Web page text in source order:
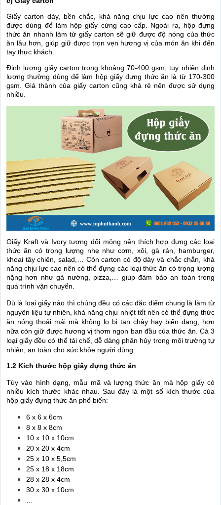
Giấy carton dày, bền chắc, khả năng chịu lực cao nên thường
được dùng để làm hộp giấy cứng cao cấp. Ngoài ra, hộp đựng
thức ăn nhanh làm từ giấy carton sẽ giữ được độ nóng của thức
ăn lâu hơn, giúp giữ được trọn vẹn hương vị của món ăn khi đến
tay thực khách.
Định lượng giấy carton trong khoảng 70-400 gsm, tuy nhiên định
lượng thường dùng để làm hộp giấy đựng thức ăn là từ 170-300
gsm. Giá thành của giấy carton cũng khá rẻ nên được sử dụng
nhiều.
Giấy Kraft và Ivory tương đối mỏng nên thích hợp đựng các loại
thức ăn có trọng lượng nhẹ như cơm, xôi, gà rán, hamburger,
khoai tây chiên, salad,… Còn carton có độ dày và chắc chắn, khả
năng chịu lực cao nên có thể đựng các loại thức ăn có trọng lượng
nặng hơn như gà nướng, pizza,… giúp đảm bảo an toàn trong
quá trình vận chuyển.
Dù là loại giấy nào thì chúng đều có các đặc điểm chung là làm từ
nguyên liệu tự nhiên, khả năng chịu nhiệt tốt nên có thể đựng thức
ăn nóng thoải mái mà không lo bị tan chảy hay biến dạng, hơn
nữa còn giữ được hương vị thơm ngon ban đầu của thức ăn. Cả 3
loại giấy đều có thể tái chế, dễ dàng phân hủy trong môi trường tự
nhiên, an toàn cho sức khỏe người dùng.
1.2 Kích thước hộp giấy đựng thức ăn
Tùy vào hình dạng, mẫu mã và lượng thức ăn mà hộp giấy có
nhiều kích thước khác nhau. Sau đây là một số kích thước của
hộp giấy đựng thức ăn phổ biến:
6 x 6 x 6cm
8 x 8 x 8cm
10 x 10 x 10cm
20 x 20 x 4cm
25 x 10 x 5,5cm
25 x 18 x 18cm
28 x 28 x 4cm
30 x 30 x 10cm
…